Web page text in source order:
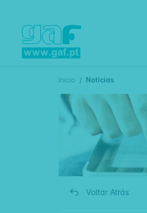
Inicio Notícias
Voltar Atrás